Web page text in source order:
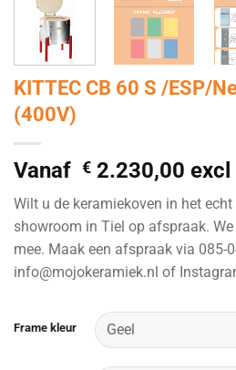
KITTEC CB 60 S /ESP/
(400V)
Vanaf € 2.230,00 excl
Wilt u de keramiekoven in het
showroom in Tiel op afspraak.
mee. Maak een afspraak via 085-
info@mojokeramiek.nl of
Frame kleur